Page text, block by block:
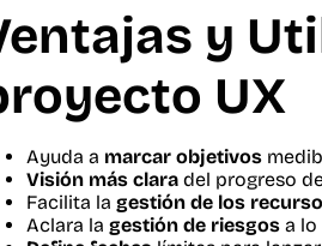
y
UX
Ayuda a marcar objetivos
Visión más clara del progreso
Facilita lagestión de los
Aclara lagestión de riesgos a lo